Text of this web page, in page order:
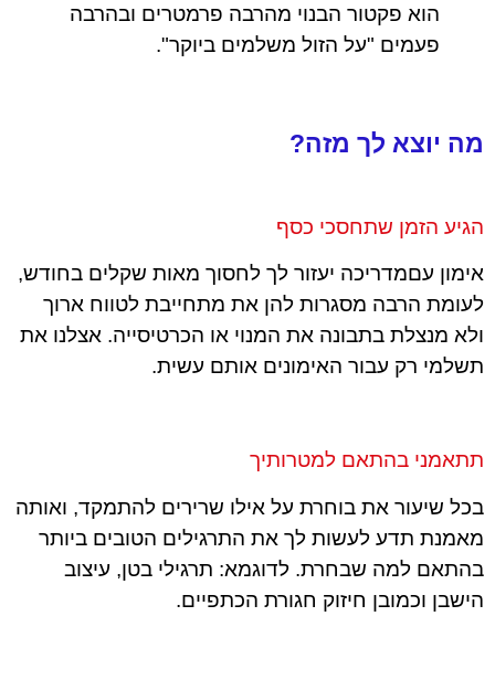
הוא פקטור הבנוי מהרבה פרמטרים ובהרבה
פעמים "על הזול משלמים ביוקר".
מה יוצא לך מזה?
הגיע הזמן שתחסכי כסף
אימון עםמדריכה יעזור לך לחסוך מאות שקלים בחודש,
לעומת הרבה מסגרות להן את מתחייבת לטווח ארוך
ולא מנצלת בתבונה את המנוי או הכרטיסייה. אצלנו את
תשלמי רק עבור האימונים אותם עשית.
תתאמני בהתאם למטרותיך
בכל שיעור את בוחרת על אילו שרירים להתמקד, ואותה
מאמנת תדע לעשות לך את התרגילים הטובים ביותר
בהתאם למה שבחרת. לדוגמא: תרגילי בטן, עיצוב
הישבן וכמובן חיזוק חגורת הכתפיים.